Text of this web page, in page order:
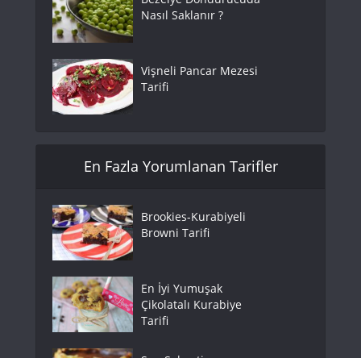
Nasıl Saklanır ?
Vişneli Pancar Mezesi
Tarifi
En Fazla Yorumlanan Tarifler
Brookies-Kurabiyeli
Browni Tarifi
En İyi Yumuşak
Çikolatalı Kurabiye
Tarifi